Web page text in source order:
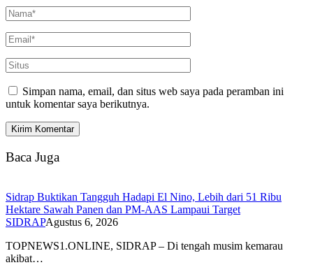
Simpan nama, email, dan situs web saya pada peramban ini
untuk komentar saya berikutnya.
Baca Juga
Sidrap Buktikan Tangguh Hadapi El Nino, Lebih dari 51 Ribu
Hektare Sawah Panen dan PM-AAS Lampaui Target
SIDRAPAgustus 6, 2026
TOPNEWS1.ONLINE, SIDRAP – Di tengah musim kemarau
akibat…